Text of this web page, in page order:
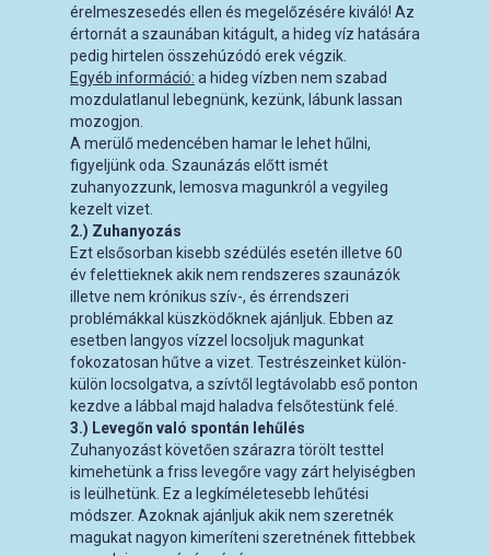
érelmeszesedés ellen és megelőzésére kiváló! Az
értornát a szaunában kitágult, a hideg víz hatására
pedig hirtelen összehúzódó erek végzik.
Egyéb információ: a hideg vízben nem szabad
mozdulatlanul lebegnünk, kezünk, lábunk lassan
mozogjon.
A merülő medencében hamar le lehet hűlni,
figyeljünk oda. Szaunázás előtt ismét
zuhanyozzunk, lemosva magunkról a vegyileg
kezelt vizet.
2.) Zuhanyozás
Ezt elsősorban kisebb szédülés esetén illetve 60
év felettieknek akik nem rendszeres szaunázók
illetve nem krónikus szív-, és érrendszeri
problémákkal küszködőknek ajánljuk. Ebben az
esetben langyos vízzel locsoljuk magunkat
fokozatosan hűtve a vizet. Testrészeinket külön-
külön locsolgatva, a szívtől legtávolabb eső ponton
kezdve a lábbal majd haladva felsőtestünk felé.
3.) Levegőn való spontán lehűlés
Zuhanyozást követően szárazra törölt testtel
kimehetünk a friss levegőre vagy zárt helyiségben
is leülhetünk. Ez a legkíméletesebb lehűtési
módszer. Azoknak ajánljuk akik nem szeretnék
magukat nagyon kimeríteni szeretnének fittebbek